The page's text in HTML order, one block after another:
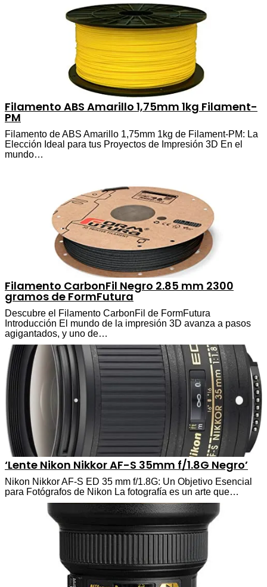
Filamento ABS Amarillo 1,75mm 1kg Filament-
PM
Filamento de ABS Amarillo 1,75mm 1kg de Filament-PM: La
Elección Ideal para tus Proyectos de Impresión 3D En el
mundo…
Filamento CarbonFil Negro 2.85 mm 2300
gramos de FormFutura
Descubre el Filamento CarbonFil de FormFutura
Introducción El mundo de la impresión 3D avanza a pasos
agigantados, y uno de…
‘Lente Nikon Nikkor AF-S 35mm f/1.8G Negro’
Nikon Nikkor AF-S ED 35 mm f/1.8G: Un Objetivo Esencial
para Fotógrafos de Nikon La fotografía es un arte que…